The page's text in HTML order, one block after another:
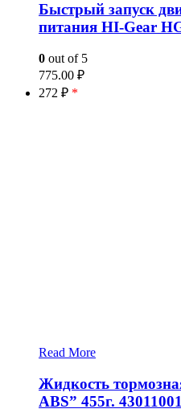
Быстрый запуск
питания HI-Gear
0 out of 5
775.00 ₽
272 ₽ *
Read More
Жидкость
ABS” 455г.